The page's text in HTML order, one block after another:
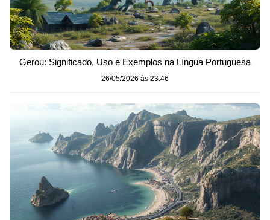
Gerou: Significado, Uso e Exemplos na Língua Portuguesa
26/05/2026 às 23:46